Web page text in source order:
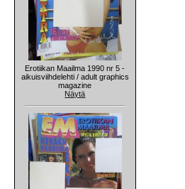
Erotiikan Maailma 1990 nr 5 -
aikuisviihdelehti / adult graphics
magazine
Näytä